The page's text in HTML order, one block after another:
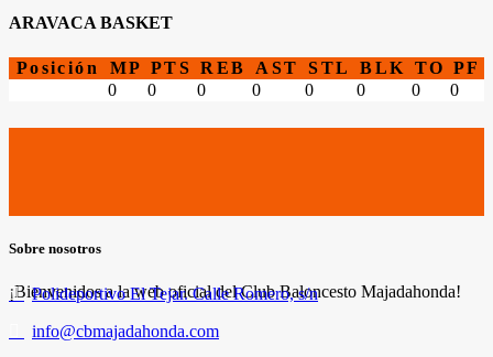
ARAVACA BASKET
Posición MP PTS REB AST STL BLK TO PF
0
0 0 0 0 0 0 0
Sobre nosotros
¡Bienvenidos a la web oficial del Club Baloncesto Majadahonda!
Polideportivo El Tejar. Calle Romero, s/n
info@cbmajadahonda.com